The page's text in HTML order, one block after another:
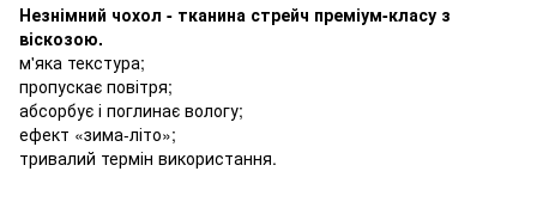
Незнімний чохол - тканина стрейч преміум-класу з
віскозою.
м'яка текстура;
пропускає повітря;
абсорбує і поглинає вологу;
ефект «зима-літо»;
тривалий термін використання.